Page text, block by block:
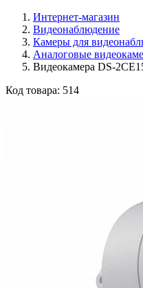
Интернет-магазин
Видеонаблюдение
Камеры для
Аналоговые
Видеокамера DS-
Код товара: 514